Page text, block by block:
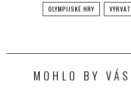
OLYMPIJSKÉ HRY
MOHLO BY